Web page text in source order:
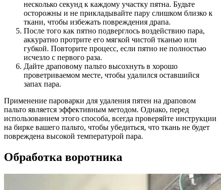
несколько секунд к каждому участку пятна. Будьте
осторожны и не прикладывайте пару слишком близко к
ткани, чтобы избежать повреждения драпа.
После того как пятно подверглось воздействию пара,
аккуратно протрите его мягкой чистой тканью или
губкой. Повторите процесс, если пятно не полностью
исчезло с первого раза.
Дайте драповому пальто высохнуть в хорошо
проветриваемом месте, чтобы удалился оставшийся
запах пара.
Применение пароварки для удаления пятен на драповом
пальто является эффективным методом. Однако, перед
использованием этого способа, всегда проверяйте инструкции
на бирке вашего пальто, чтобы убедиться, что ткань не будет
повреждена высокой температурой пара.
Обработка воротника